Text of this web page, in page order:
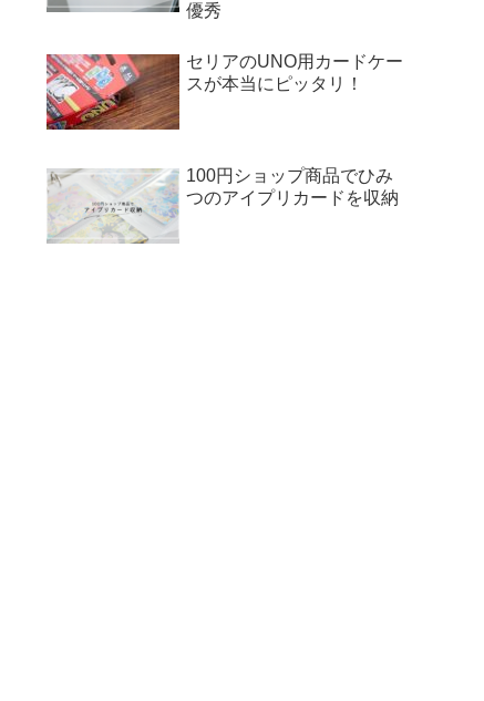
優秀
セリアのUNO用カードケー
スが本当にピッタリ！
100円ショップ商品でひみ
つのアイプリカードを収納